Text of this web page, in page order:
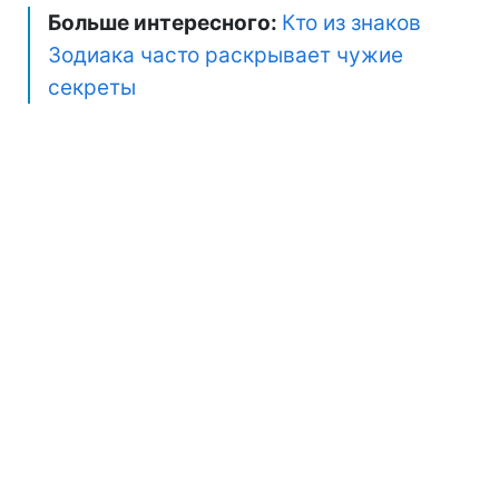
Больше интересного: Кто из знаков
Зодиака часто раскрывает чужие
секреты